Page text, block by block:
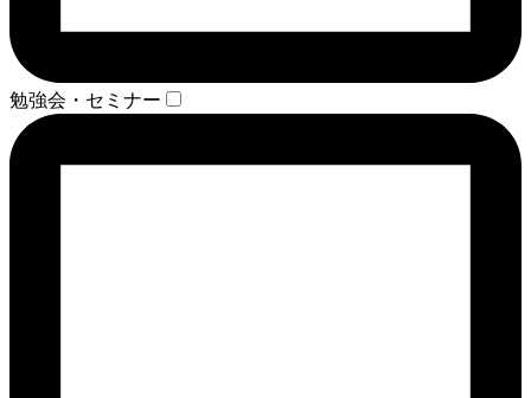
勉強会・セミナー